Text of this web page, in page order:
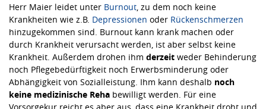
Herr Maier leidet unter Burnout , zu dem noch keine
Krankheiten wie z.B. Depressionen oder Rückenschmerzen
hinzugekommen sind. Burnout kann krank machen oder
durch Krankheit verursacht werden, ist aber selbst keine
Krankheit. Außerdem drohen ihm derzeit weder Behinderung
noch Pflegebedürftigkeit noch Erwerbsminderung oder
Abhängigkeit von Sozialleistung. Ihm kann deshalb noch
keine medizinische Reha bewilligt werden. Für eine
Vorsorgekur reicht es aber aus, dass eine Krankheit droht und